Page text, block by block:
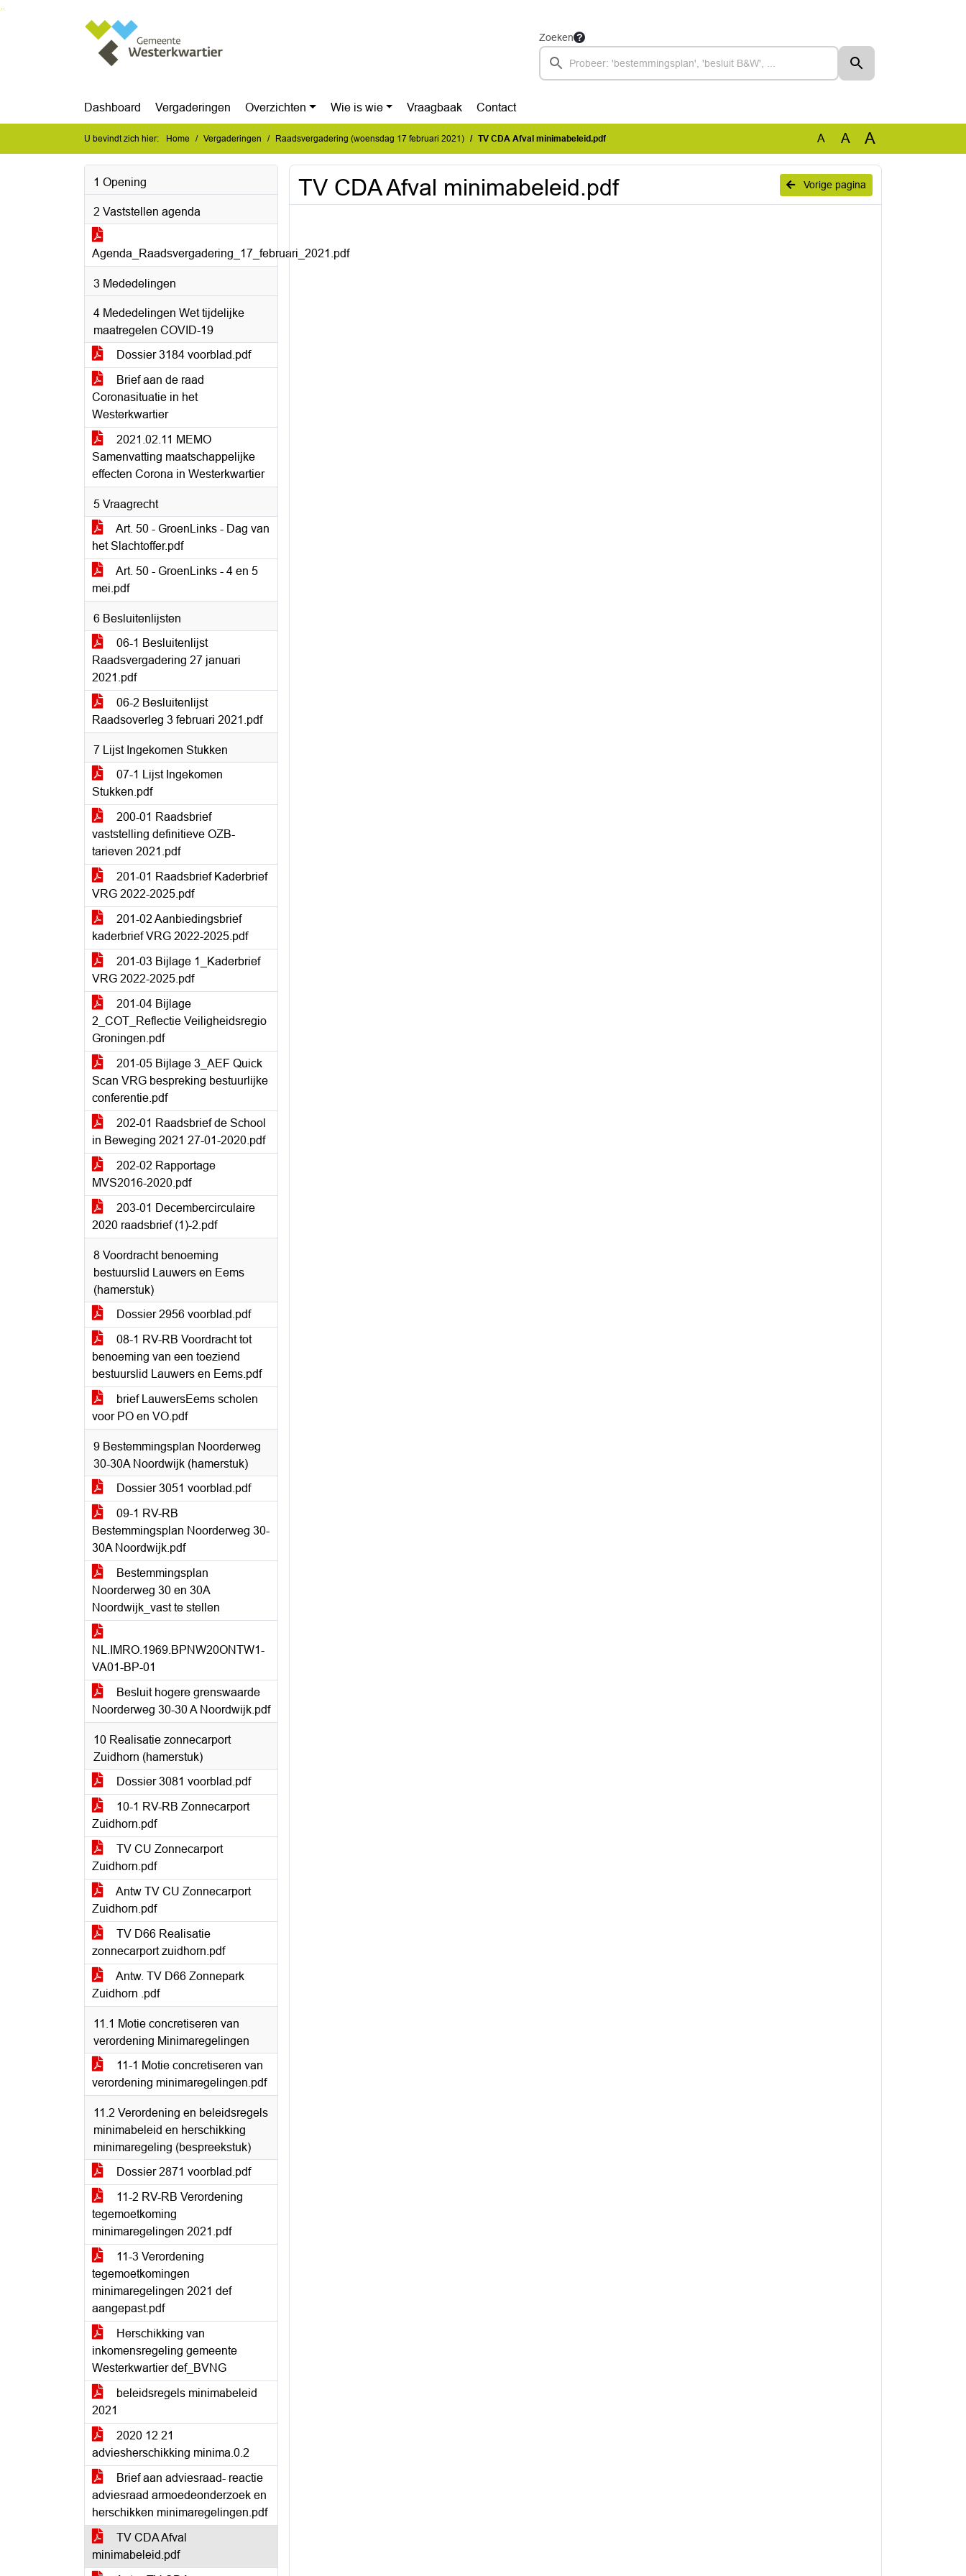
Zoeken
Dashboard Vergaderingen Overzichten Wie is wie Vraagbaak Contact
U bevindt zich hier: Home Vergaderingen Raadsvergadering (woensdag 17 februari 2021) TV CDA Afval minimabeleid.pdf A A A
1 Opening
2 Vaststellen agenda
Agenda_Raadsvergadering_17_februari_2021.pdf
3 Mededelingen
4 Mededelingen Wet tijdelijke
maatregelen COVID-19
Dossier 3184 voorblad.pdf
Brief aan de raad
Coronasituatie in het
Westerkwartier
2021.02.11 MEMO
Samenvatting maatschappelijke
effecten Corona in Westerkwartier
5 Vraagrecht
Art. 50 - GroenLinks - Dag van
het Slachtoffer.pdf
Art. 50 - GroenLinks - 4 en 5
mei.pdf
6 Besluitenlijsten
06-1 Besluitenlijst
Raadsvergadering 27 januari
2021.pdf
06-2 Besluitenlijst
Raadsoverleg 3 februari 2021.pdf
7 Lijst Ingekomen Stukken
07-1 Lijst Ingekomen
Stukken.pdf
200-01 Raadsbrief
vaststelling definitieve OZB-
tarieven 2021.pdf
201-01 Raadsbrief Kaderbrief
VRG 2022-2025.pdf
201-02 Aanbiedingsbrief
kaderbrief VRG 2022-2025.pdf
201-03 Bijlage 1_Kaderbrief
VRG 2022-2025.pdf
201-04 Bijlage
2_COT_Reflectie Veiligheidsregio
Groningen.pdf
201-05 Bijlage 3_AEF Quick
Scan VRG bespreking bestuurlijke
conferentie.pdf
202-01 Raadsbrief de School
in Beweging 2021 27-01-2020.pdf
202-02 Rapportage
MVS2016-2020.pdf
203-01 Decembercirculaire
2020 raadsbrief (1)-2.pdf
8 Voordracht benoeming
bestuurslid Lauwers en Eems
(hamerstuk)
Dossier 2956 voorblad.pdf
08-1 RV-RB Voordracht tot
benoeming van een toeziend
bestuurslid Lauwers en Eems.pdf
brief LauwersEems scholen
voor PO en VO.pdf
9 Bestemmingsplan Noorderweg
30-30A Noordwijk (hamerstuk)
Dossier 3051 voorblad.pdf
09-1 RV-RB
Bestemmingsplan Noorderweg 30-
30A Noordwijk.pdf
Bestemmingsplan
Noorderweg 30 en 30A
Noordwijk_vast te stellen
NL.IMRO.1969.BPNW20ONTW1-
VA01-BP-01
Besluit hogere grenswaarde
Noorderweg 30-30 A Noordwijk.pdf
10 Realisatie zonnecarport
Zuidhorn (hamerstuk)
Dossier 3081 voorblad.pdf
10-1 RV-RB Zonnecarport
Zuidhorn.pdf
TV CU Zonnecarport
Zuidhorn.pdf
Antw TV CU Zonnecarport
Zuidhorn.pdf
TV D66 Realisatie
zonnecarport zuidhorn.pdf
Antw. TV D66 Zonnepark
Zuidhorn .pdf
11.1 Motie concretiseren van
verordening Minimaregelingen
11-1 Motie concretiseren van
verordening minimaregelingen.pdf
11.2 Verordening en beleidsregels
minimabeleid en herschikking
minimaregeling (bespreekstuk)
Dossier 2871 voorblad.pdf
11-2 RV-RB Verordening
tegemoetkoming
minimaregelingen 2021.pdf
11-3 Verordening
tegemoetkomingen
minimaregelingen 2021 def
aangepast.pdf
Herschikking van
inkomensregeling gemeente
Westerkwartier def_BVNG
beleidsregels minimabeleid
2021
2020 12 21
adviesherschikking minima.0.2
Brief aan adviesraad- reactie
adviesraad armoedeonderzoek en
herschikken minimaregelingen.pdf
TV CDA Afval
minimabeleid.pdf
Vorige pagina
TV CDA Afval minimabeleid.pdf